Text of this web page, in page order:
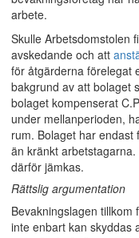
arbete.
Skulle Arbetsdomstolen
avskedande och att
för åtgärderna förelegat
bakgrund av att bolaget
bolaget kompenserat
under mellanperioden,
rum. Bolaget har
än kränkt
därför jämkas.
Rättslig argumentation
Bevakningslagen
inte enbart kan skyddas